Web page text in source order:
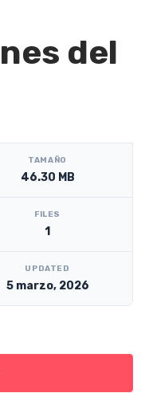
del
TAMAÑO
46.30 MB
FILES
1
UPDATED
5 marzo, 2026